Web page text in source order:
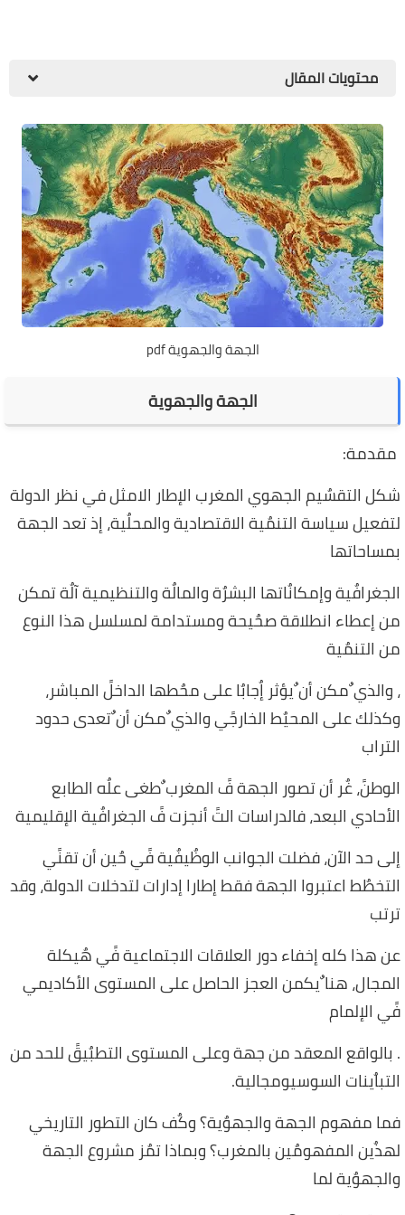
محتويات المقال
الجهة والجهوية pdf
الجهة والجهوية
مقدمة:
شكل التقسٌيم الجهوي المغرب الإطار الامثل في نظر الدولة
لتفعيل سياسة التنمٌية الاقتصادية والمحلٌية، إذ تعد الجهة
بمساحاتها
الجغرافٌية وإمكانٌاتها البشرٌة والمالٌة والتنظيمية آلٌة تمكن
من إعطاء انطلاقة صحٌيحة ومستدامة لمسلسل هذا النوع
من التنمٌية
، والذي ٌمكن أن ٌيؤثر إٌجابٌا على محٌطها الداخلً المباشر،
وكذلك على المحيٌط الخارجًي والذي ٌمكن أن ٌتعدى حدود
التراب
الوطنً، غٌر أن تصور الجهة فً المغرب ٌطغى علٌه الطابع
الأحادي البعد، فالدراسات التً أنجزت فً الجغرافٌية الإقليمية
إلى حد الآن، فضلت الجوانب الوظٌيفٌية فًي حٌين أن تقنًي
التخطٌط اعتبروا الجهة فقط إطارا إدارات لتدخلات الدولة، وقد
ترتب
عن هذا كله إخفاء دور العلاقات الاجتماعية فًي هٌيكلة
المجال، هنا ٌيكمن العجز الحاصل على المستوى الأكاديمي
فًي الإلمام
. بالواقع المعقد من جهة وعلى المستوى التطبٌيقً للحد من
التباٌينات السوسيومجالية.
فما مفهوم الجهة والجهوٌية؟ وكٌف كان التطور التاريخي
لهذٌين المفهومٌين بالمغرب؟ وبماذا تمٌز مشروع الجهة
والجهوٌية لما